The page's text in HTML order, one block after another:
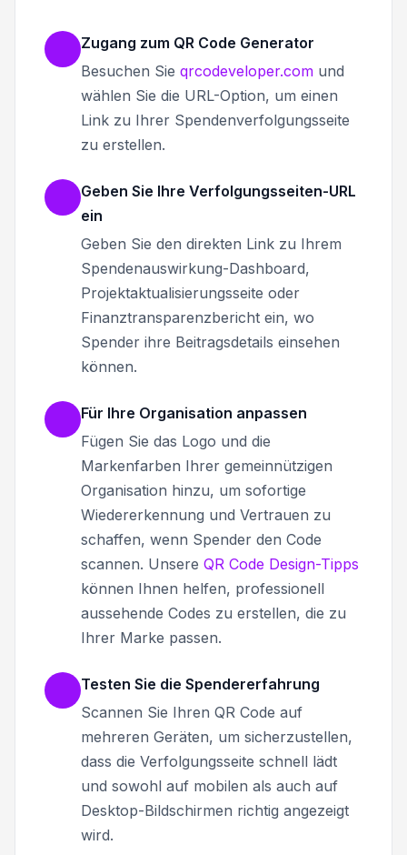
Zugang zum QR Code Generator
Besuchen Sie qrcodeveloper.com und
wählen Sie die URL-Option, um einen
Link zu Ihrer Spendenverfolgungsseite
zu erstellen.
Geben Sie Ihre Verfolgungsseiten-URL
ein
Geben Sie den direkten Link zu Ihrem
Spendenauswirkung-Dashboard,
Projektaktualisierungsseite oder
Finanztransparenzbericht ein, wo
Spender ihre Beitragsdetails einsehen
können.
Für Ihre Organisation anpassen
Fügen Sie das Logo und die
Markenfarben Ihrer gemeinnützigen
Organisation hinzu, um sofortige
Wiedererkennung und Vertrauen zu
schaffen, wenn Spender den Code
scannen. Unsere QR Code Design-Tipps
können Ihnen helfen, professionell
aussehende Codes zu erstellen, die zu
Ihrer Marke passen.
Testen Sie die Spendererfahrung
Scannen Sie Ihren QR Code auf
mehreren Geräten, um sicherzustellen,
dass die Verfolgungsseite schnell lädt
und sowohl auf mobilen als auch auf
Desktop-Bildschirmen richtig angezeigt
wird.